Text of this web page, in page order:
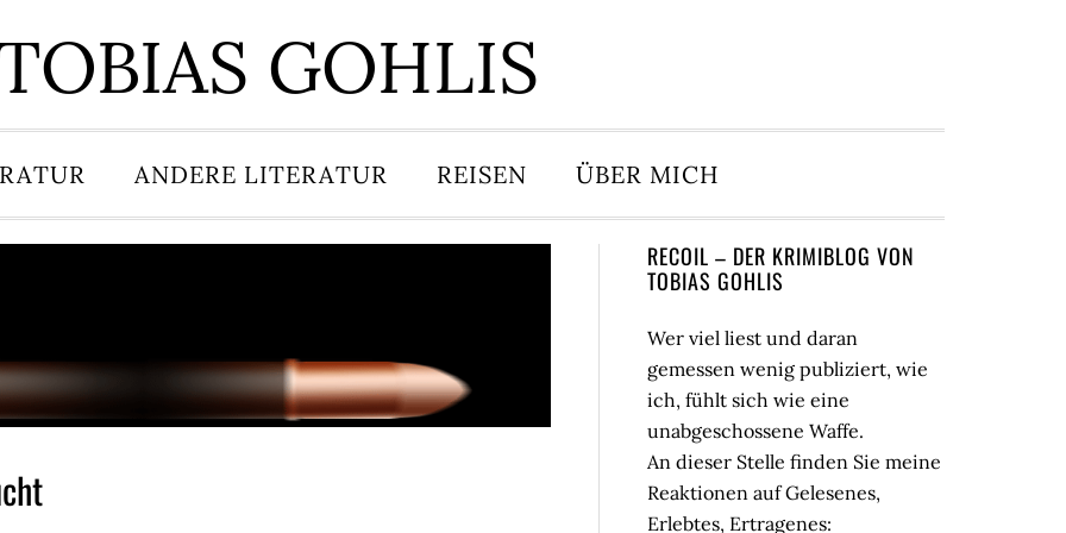
GOHLIS
ANDERE LITERATUR REISEN ÜBER MICH
Seitenspalte
RECOIL – DER KRIMIBLOG VON
TOBIAS GOHLIS
Wer viel liest und daran
gemessen wenig publiziert, wie
ich, fühlt sich wie eine
unabgeschossene Waffe.
An dieser Stelle finden Sie meine
Reaktionen auf Gelesenes,
Erlebtes, Ertragenes: